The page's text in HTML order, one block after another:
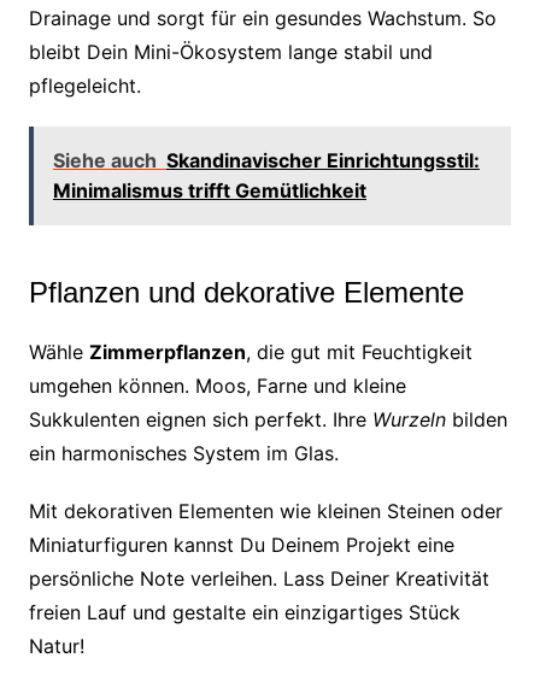
Drainage und sorgt für ein gesundes Wachstum. So
bleibt Dein Mini-Ökosystem lange stabil und
pflegeleicht.
Siehe auch Skandinavischer Einrichtungsstil:
Minimalismus trifft Gemütlichkeit
Pflanzen und dekorative Elemente
Wähle Zimmerpflanzen, die gut mit Feuchtigkeit
umgehen können. Moos, Farne und kleine
Sukkulenten eignen sich perfekt. Ihre Wurzelnbilden
ein harmonisches System im Glas.
Mit dekorativen Elementen wie kleinen Steinen oder
Miniaturfiguren kannst Du Deinem Projekt eine
persönliche Note verleihen. Lass Deiner Kreativität
freien Lauf und gestalte ein einzigartiges Stück
Natur!